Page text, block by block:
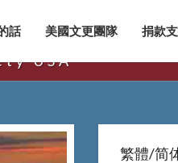
話 美國文更團隊 捐款
USA
繁體/简